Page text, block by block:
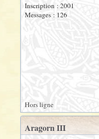
Inscription : 2001
Messages : 126
Hors ligne
Aragorn III